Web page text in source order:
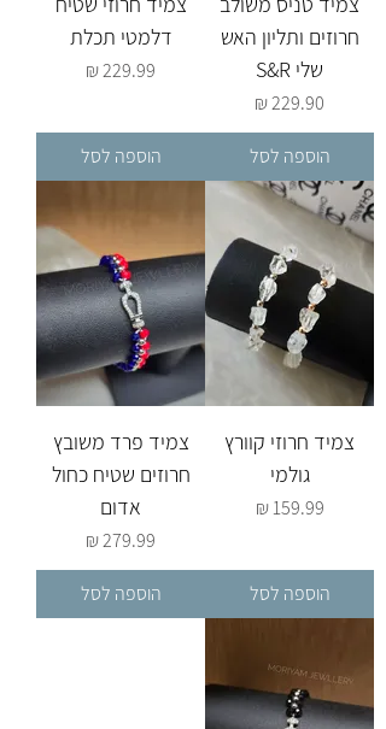
חרוזים ותליון האש
שלי S&R
מחיר
הוספה לסל
דלמטי תכלת
מחיר
הוספה לסל
צמיד חרוזי קוורץ
גולמי
מחיר
הוספה לסל
צמיד פרד משובץ
חרוזים שטיח כחול
אדום
מחיר
הוספה לסל